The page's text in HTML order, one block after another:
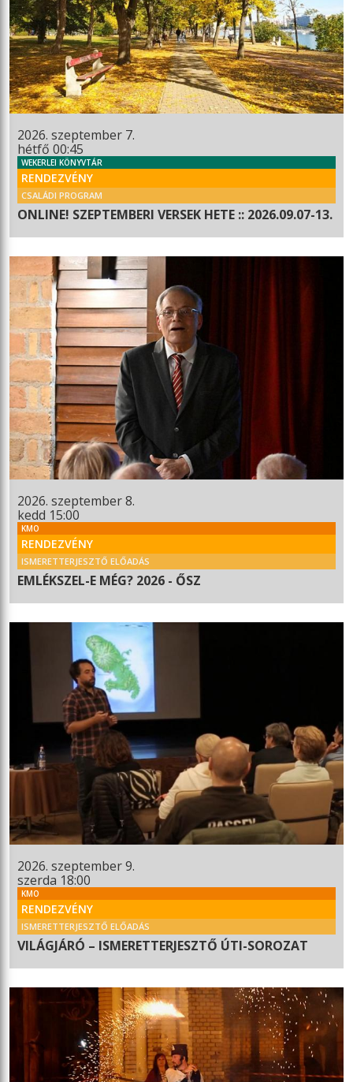
2026. szeptember 7.
hétfő 00:45
WEKERLEI KÖNYVTÁR
RENDEZVÉNY
CSALÁDI PROGRAM
ONLINE! SZEPTEMBERI VERSEK HETE :: 2026.09.07-13.
2026. szeptember 8.
kedd 15:00
KMO
RENDEZVÉNY
ISMERETTERJESZTŐ ELŐADÁS
EMLÉKSZEL-E MÉG? 2026 - ŐSZ
2026. szeptember 9.
szerda 18:00
KMO
RENDEZVÉNY
ISMERETTERJESZTŐ ELŐADÁS
VILÁGJÁRÓ – ISMERETTERJESZTŐ ÚTI-SOROZAT